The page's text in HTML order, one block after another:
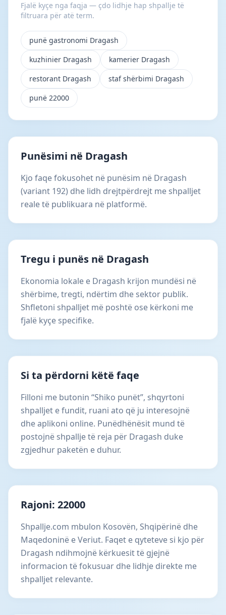
Fjalë kyçe nga faqja — çdo lidhje hap shpallje të
filtruara për atë term.
punë gastronomi Dragash
kuzhinier Dragash
kamerier Dragash
restorant Dragash
staf shërbimi Dragash
punë 22000
Punësimi në Dragash
Kjo faqe fokusohet në punësim në Dragash
(variant 192) dhe lidh drejtpërdrejt me shpalljet
reale të publikuara në platformë.
Tregu i punës në Dragash
Ekonomia lokale e Dragash krijon mundësi në
shërbime, tregti, ndërtim dhe sektor publik.
Shfletoni shpalljet më poshtë ose kërkoni me
fjalë kyçe specifike.
Si ta përdorni këtë faqe
Filloni me butonin “Shiko punët”, shqyrtoni
shpalljet e fundit, ruani ato që ju interesojnë
dhe aplikoni online. Punëdhënësit mund të
postojnë shpallje të reja për Dragash duke
zgjedhur paketën e duhur.
Rajoni: 22000
Shpallje.com mbulon Kosovën, Shqipërinë dhe
Maqedoninë e Veriut. Faqet e qyteteve si kjo për
Dragash ndihmojnë kërkuesit të gjejnë
informacion të fokusuar dhe lidhje direkte me
shpalljet relevante.